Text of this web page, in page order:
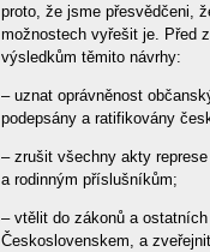
proto, že jsme přesvědčeni,
možnostech vyřešit je. Před
výsledkům těmito návrhy:
– uznat oprávněnost
podepsány a ratifikovány
– zrušit všechny akty
a rodinným příslušníkům;
– vtělit do zákonů a
Československem, a